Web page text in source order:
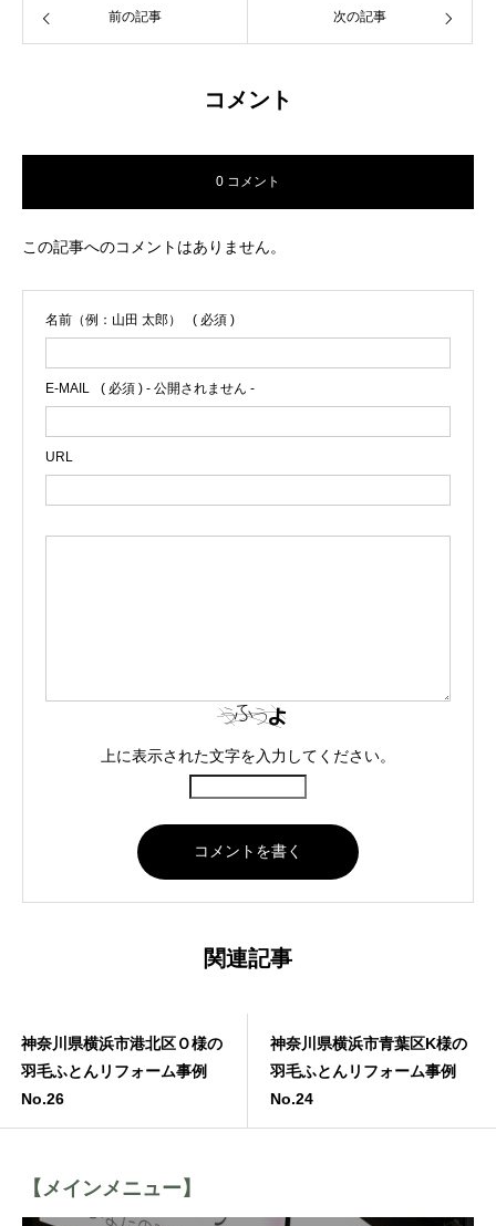
前の記事 次の記事
コメント
0 コメント
この記事へのコメントはありません。
名前（例：山田 太郎） ( 必須 )
E-MAIL ( 必須 ) - 公開されません -
URL
上に表示された文字を入力してください。
関連記事
神奈川県横浜市港北区Ｏ様の
羽毛ふとんリフォーム事例
No.26
神奈川県横浜市青葉区K様の
羽毛ふとんリフォーム事例
No.24
【メインメニュー】